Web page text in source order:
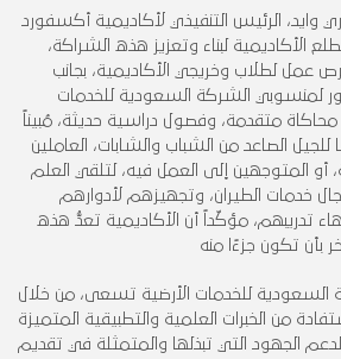
وايد، الرئيس التنفيذي لأكاديمية أكسفورد
الأكاديمية لبناء وتعزيز هذه الشراكة،
عمل لطلاب وخريجي الأكاديمية، بجانب
لمنسوبي الشركة السعودية للخدمات
محاكاة متقدمة، وفصول دراسية حديثة، مُبيناً
الصاعد من الشباب والشابات، العاملين
أو المتوجهين إلى العمل فيه، لتلقي العلم
خدمات الطيران، وتجهيزهم لأدوارهم
تدريبهم، مؤكّداً أن الأكاديمية تعدُّ هذه
السعودية للخدمات الأرضية تسعى، من خلال
من الخبرات العلمية والتطبيقية المتميزة
لدعم الجهود التي تبذلها والمتمثلة في تقديم